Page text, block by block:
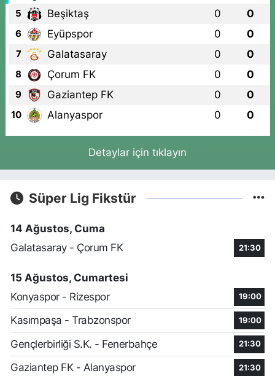
5 Beşiktaş 0 0
6 Eyüpspor 0 0
7 Galatasaray 0 0
8 Çorum FK 0 0
9 Gaziantep FK 0 0
10 Alanyaspor 0 0
Detaylar için tıklayın
Süper Lig Fikstür
14 Ağustos, Cuma
Galatasaray - Çorum FK
21:30
15 Ağustos, Cumartesi
Konyaspor - Rizespor
19:00
Kasımpaşa - Trabzonspor 19:00
Gençlerbirliği S.K. - Fenerbahçe 21:30
Gaziantep FK - Alanyaspor 21:30